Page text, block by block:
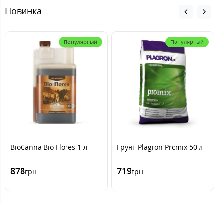
Новинка
Популярный
BioCanna Bio Flores 1 л
878грн
Популярный
Грунт Plagron Promix 50 л
719грн